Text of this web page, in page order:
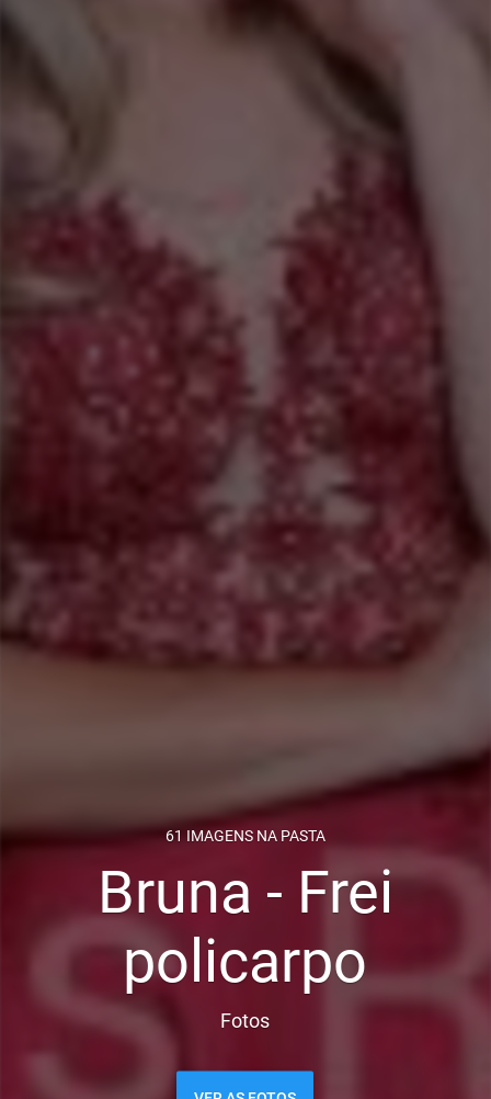
61 IMAGENS NA PASTA
Bruna - Frei
policarpo
Fotos